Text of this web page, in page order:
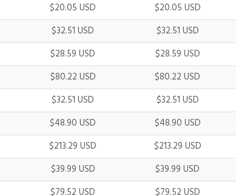
$20.05 USD $20.05 USD
$32.51 USD $32.51 USD
$28.59 USD $28.59 USD
$80.22 USD $80.22 USD
$32.51 USD $32.51 USD
$48.90 USD $48.90 USD
$213.29 USD $213.29 USD
$39.99 USD $39.99 USD
$79.52 USD $79.52 USD